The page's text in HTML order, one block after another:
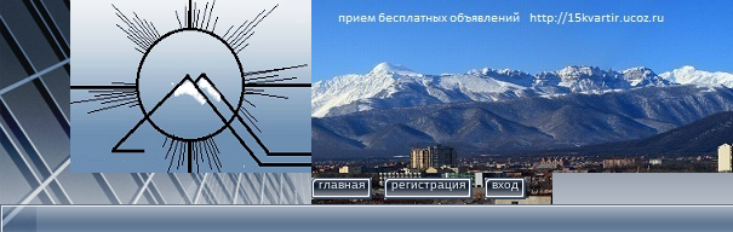
главная регистрация вход